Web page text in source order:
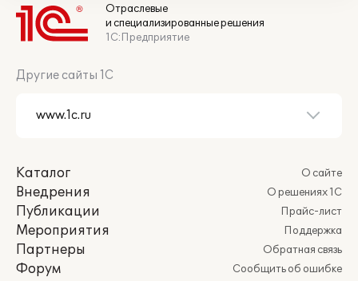
Отраслевые
и специализированные решения
1С:Предприятие
Другие сайты 1С
Каталог
Внедрения
Публикации
Мероприятия
Партнеры
Форум
О сайте
О решениях 1С
Прайс-лист
Поддержка
Обратная связь
Сообщить об ошибке